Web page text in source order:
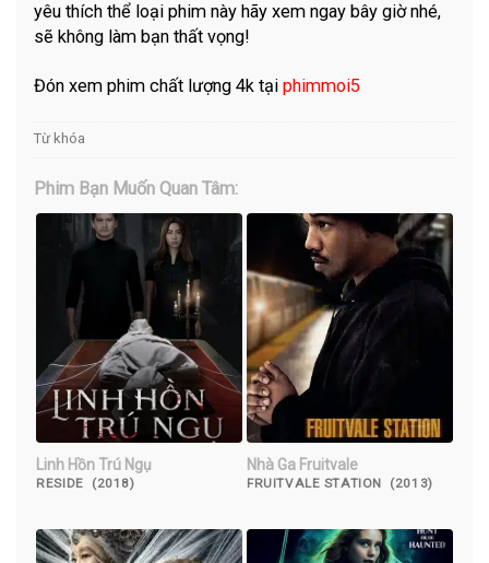
yêu thích thể loại phim này hãy xem ngay bây giờ nhé,
sẽ không làm bạn thất vọng!
Đón xem phim chất lượng 4k tạiphimmoi5
Từ khóa
Phim Bạn Muốn Quan Tâm:
Linh Hồn Trú Ngụ
RESIDE (2018)
Nhà Ga Fruitvale
FRUITVALE STATION (2013)